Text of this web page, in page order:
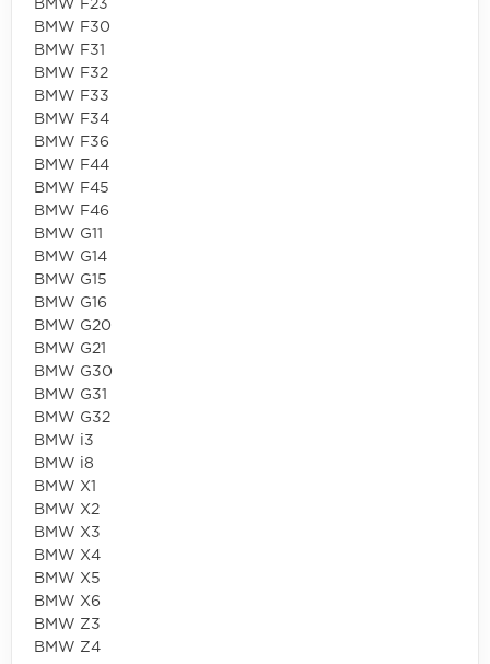
BMW F23
BMW F30
BMW F31
BMW F32
BMW F33
BMW F34
BMW F36
BMW F44
BMW F45
BMW F46
BMW G11
BMW G14
BMW G15
BMW G16
BMW G20
BMW G21
BMW G30
BMW G31
BMW G32
BMW i3
BMW i8
BMW X1
BMW X2
BMW X3
BMW X4
BMW X5
BMW X6
BMW Z3
BMW Z4